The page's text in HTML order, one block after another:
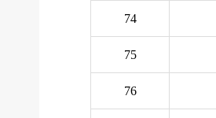
74
75
76